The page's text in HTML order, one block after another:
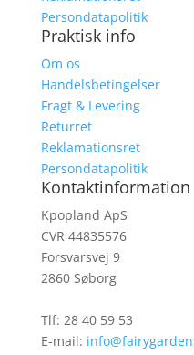
Persondatapolitik
Praktisk info
Om os
Handelsbetingelser
Fragt & Levering
Returret
Reklamationsret
Persondatapolitik
Kontaktinformation
Kpopland ApS
CVR 44835576
Forsvarsvej 9
2860 Søborg
Tlf: 28 40 59 53
E-mail: